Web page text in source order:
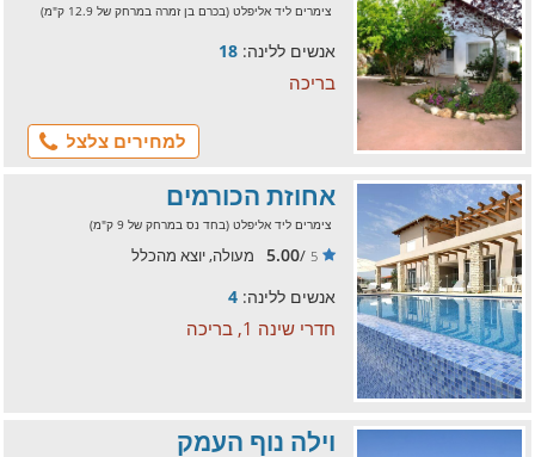
צימרים ליד אליפלט (בכרם בן זמרה במרחק של 12.9 ק"מ)
אנשים ללינה: 18
בריכה
למחירים צלצל
אחוזת הכורמים
צימרים ליד אליפלט (בחד נס במרחק של 9 ק"מ)
5
/
5.00 מעולה, יוצא מהכלל
אנשים ללינה: 4
חדרי שינה 1, בריכה
וילה נוף העמק